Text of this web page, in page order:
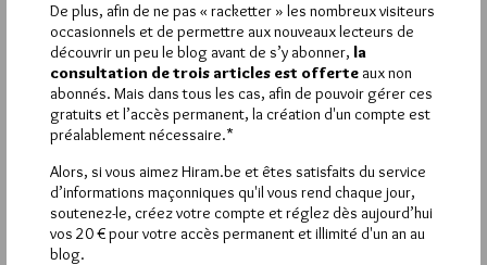
La rédaction de commentaires est
réservée aux abonnés.
Si vous souhaitez rédiger des
commentaires, vous devez :
VOUS INSCRIRE
De plus, afin de ne pas « racketter » les nombreux visiteurs
occasionnels et de permettre aux nouveaux lecteurs de
découvrir un peu le blog avant de s’y abonner, la
consultation de trois articles est offerte aux non
abonnés. Mais dans tous les cas, afin de pouvoir gérer ces
gratuits et l’accès permanent, la création d'un compte est
préalablement nécessaire.*
Alors, si vous aimez Hiram.be et êtes satisfaits du service
d’informations maçonniques qu'il vous rend chaque jour,
soutenez-le, créez votre compte et réglez dès aujourd’hui
vos 20 € pour votre accès permanent et illimité d'un an au
blog.